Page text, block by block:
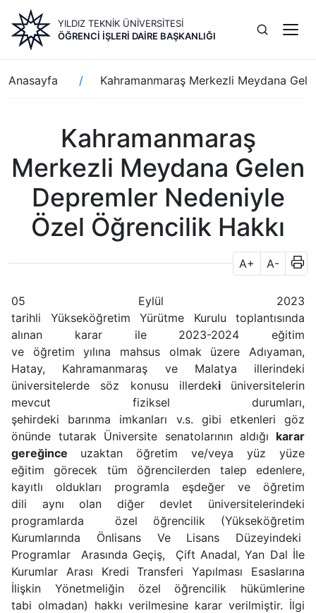
içeriğe
atla
YILDIZ TEKNİK ÜNİVERSİTESİ
ÖĞRENCI İŞLERI DAIRE BAŞKANLIĞI
Sayfa
yolu
Anasayfa Kahramanmaraş Merkezli Meydana
Kahramanmaraş
Merkezli Meydana Gelen
Depremler Nedeniyle
Özel Öğrencilik Hakkı
A+ A-
05 Eylül 2023
tarihli Yükseköğretim Yürütme Kurulu toplantısında
alınan karar ile 2023-2024 eğitim
ve öğretim yılına mahsus olmak üzere Adıyaman,
Hatay, Kahramanmaraş ve Malatya illerindeki
üniversitelerde söz konusu illerdeki üniversitelerin
mevcut fiziksel durumları,
şehirdeki barınma imkanları v.s. gibi etkenleri göz
önünde tutarak Üniversite senatolarının aldığı karar
gereğince uzaktan öğretim ve/veya yüz yüze
eğitim görecek tüm öğrencilerden talep edenlere,
kayıtlı oldukları programla eşdeğer ve öğretim
dili aynı olan diğer devlet üniversitelerindeki
programlarda özel öğrencilik (Yükseköğretim
Kurumlarında Önlisans Ve Lisans Düzeyindeki
Programlar Arasında Geçiş, Çift Anadal, Yan Dal İle
Kurumlar Arası Kredi Transferi Yapılması Esaslarına
İlişkin Yönetmeliğin özel öğrencilik hükümlerine
tabi olmadan) hakkı verilmesine karar verilmiştir. İlgi